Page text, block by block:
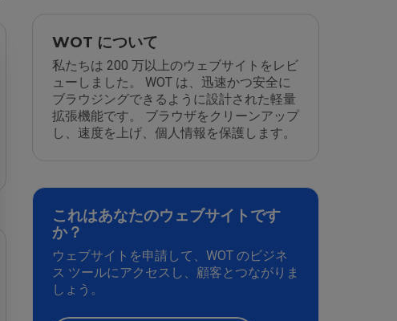
WOT について
私たちは 200 万以上のウェブサイトをレビ
ューしました。 WOT は、迅速かつ安全に
ブラウジングできるように設計された軽量
拡張機能です。 ブラウザをクリーンアップ
し、速度を上げ、個人情報を保護します。
これはあなたのウェブサイトです
か？
ウェブサイトを申請して、WOT のビジネ
ス ツールにアクセスし、顧客とつながりま
しょう。